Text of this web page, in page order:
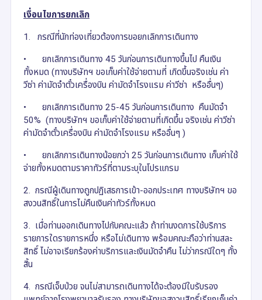
เงื่อนไขการยกเลิก
1. กรณีที่นักท่องเที่ยวต้องการขอยกเลิกการเดินทาง
•
ยกเลิกการเดินทาง 45 วันก่อนการเดินทางขึ้นไป คืนเงิน
ทั้งหมด (ทางบริษัทฯ ขอเก็บค่าใช้จ่ายตามที่ เกิดขึ้นจริงเช่น ค่า
วีซ่า ค่ามัดจำตั๋วเครื่องบิน ค่ามัดจำโรงแรม ค่าวีซ่า หรืออื่นๆ)
•
ยกเลิกการเดินทาง 25-45 วันก่อนการเดินทาง คืนมัดจำ
50% (ทางบริษัทฯ ขอเก็บค่าใช้จ่ายตามที่เกิดขึ้น จริงเช่น ค่าวีซ่า
ค่ามัดจำตั๋วเครื่องบิน ค่ามัดจำโรงแรม หรืออื่นๆ )
•
ยกเลิกการเดินทางน้อยกว่า 25 วันก่อนการเดินทาง เก็บค่าใช้
จ่ายทั้งหมดตามราคาทัวร์ที่ตามระบุในโปรแกรม
2. กรณีผู้เดินทางถูกปฏิเสธการเข้า-ออกประเทศ ทางบริษัทฯ ขอ
สงวนสิทธิ์ในการไม่คืนเงินค่าทัวร์ทั้งหมด
3. เมื่อท่านออกเดินทางไปกับคณะแล้ว ถ้าท่านงดการใช้บริการ
รายการใดรายการหนึ่ง หรือไม่เดินทาง พร้อมคณะถือว่าท่านสละ
สิทธิ์ ไม่อาจเรียกร้องค่าบริการและเงินมัดจำคืน ไม่ว่ากรณีใดๆ ทั้ง
สิ้น
4. กรณีเจ็บป่วย จนไม่สามารถเดินทางได้จะต้องมีใบรับรอง